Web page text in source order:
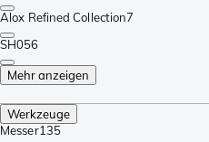
Alox Refined Collection7
SH056
Mehr anzeigen
Werkzeuge
Messer135